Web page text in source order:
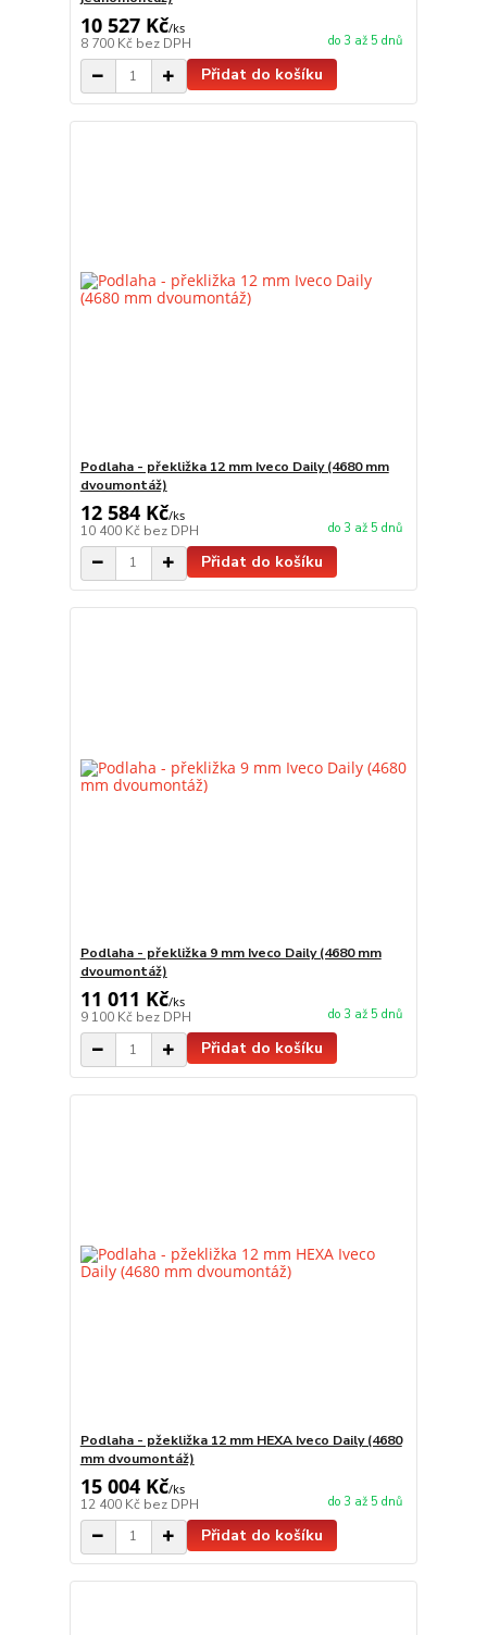
10 527 Kč/ks
8 700 Kč bez DPH do 3 až 5 dnů
Přidat do košíku
Podlaha - překližka 12 mm Iveco Daily (4680 mm
dvoumontáž)
12 584 Kč/ks
10 400 Kč bez DPH do 3 až 5 dnů
Přidat do košíku
Podlaha - překližka 9 mm Iveco Daily (4680 mm
dvoumontáž)
11 011 Kč/ks
9 100 Kč bez DPH do 3 až 5 dnů
Přidat do košíku
Podlaha - pžekližka 12 mm HEXA Iveco Daily (4680
mm dvoumontáž)
15 004 Kč/ks
12 400 Kč bez DPH do 3 až 5 dnů
Přidat do košíku